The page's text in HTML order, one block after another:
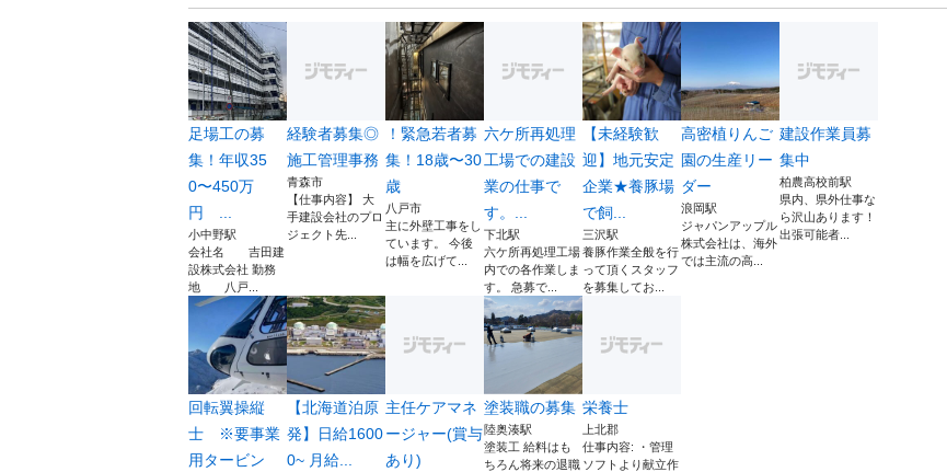
足場工の募
集！年収35
0〜450万
円 ...
小中野駅
会社名 吉田建
設株式会社 勤務
地 八戸...
経験者募集◎
施工管理事務
青森市
【仕事内容】 大
手建設会社のプロ
ジェクト先...
！緊急若者募
集！18歳〜30
歳
八戸市
主に外壁工事をし
ています。 今後
は幅を広げて...
六ケ所再処理
工場での建設
業の仕事で
す。...
下北駅
六ケ所再処理工場
内での各作業しま
す。 急募で...
【未経験歓
迎】地元安定
企業★養豚場
で飼...
三沢駅
養豚作業全般を行
って頂くスタッフ
を募集してお...
高密植りんご
園の生産リー
ダー
浪岡駅
ジャパンアップル
株式会社は、海外
では主流の高...
建設作業員募
集中
柏農高校前駅
県内、県外仕事な
ら沢山あります！
出張可能者...
回転翼操縦
士 ※要事業
用タービン
【北海道泊原
発】日給1600
0~ 月給...
主任ケアマネ
ージャー(賞与
あり)
塗装職の募集
陸奥湊駅
塗装工 給料はも
ちろん将来の退職
栄養士
上北郡
仕事内容: ・管理
ソフトより献立作